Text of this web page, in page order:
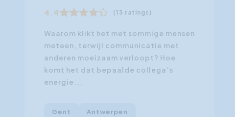
4.4 (13 ratings)
Waarom klikt het met sommige mensen
meteen, terwijl communicatie met
anderen moeizaam verloopt? Hoe
komt het dat bepaalde collega’s
energie...
Gent Antwerpen